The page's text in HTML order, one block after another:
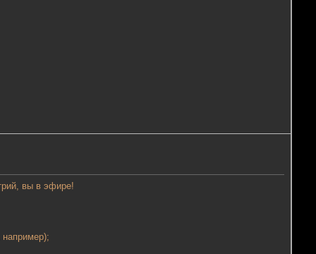
вы в эфире!